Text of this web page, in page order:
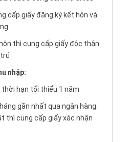
cấp giấy đăng ký kết hôn và
thì cung cấp giấy độc thân
nhập:
thời hạn tối thiểu 1 năm
gần nhất qua ngân hàng.
thì cung cấp giấy xác nhận